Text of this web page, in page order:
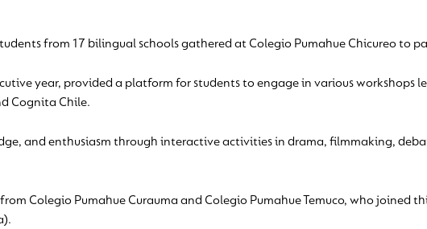
from 17 bilingual schools gathered at Colegio Pumahue Chicureo to
year, provided a platform for students to engage in various workshops
Cognita Chile.
and enthusiasm through interactive activities in drama, filmmaking,
Colegio Pumahue Curauma and Colegio Pumahue Temuco, who joined